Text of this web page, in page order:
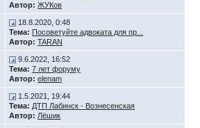
Автор: ЖУКов
18.8.2020, 0:48
Тема: Посоветуйте адвоката для пр...
Автор: TARAN
9.6.2022, 16:52
Тема: 7 лет форуму
Автор: elenam
1.5.2021, 19:44
Тема: ДТП Лабинск - Вознесенская
Автор: Лёшик